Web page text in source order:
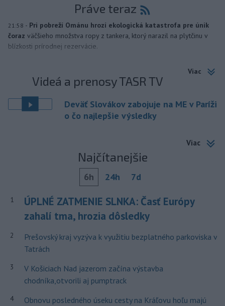
Práve teraz
21:58 - Pri pobreží Ománu hrozí ekologická katastrofa pre únik
čoraz väčšieho množstva ropy z tankera, ktorý narazil na plytčinu v
blízkosti prírodnej rezervácie.
Viac
Videá a prenosy TASR TV
Deväť Slovákov zabojuje na ME v Paríži
o čo najlepšie výsledky
Viac
Najčítanejšie
6h 24h 7d
1
ÚPLNÉ ZATMENIE SLNKA: Časť Európy
zahalí tma, hrozia dôsledky
2
Prešovský kraj vyzýva k využitiu bezplatného parkoviska v
Tatrách
3
V Košiciach Nad jazerom začína výstavba
chodníka,otvorili aj pumptrack
4
Obnovu posledného úseku cesty na Kráľovu hoľu majú